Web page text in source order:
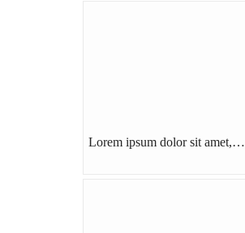
Lorem ipsum dolor sit amet,…